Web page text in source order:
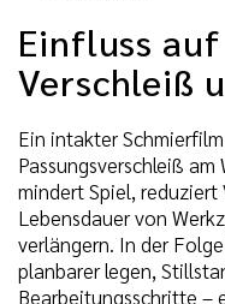
Einfluss
Verschleiß
Ein intakter
Passungsverschleiß am
mindert Spiel,
Lebensdauer von
verlängern. In der
planbarer legen,
Bearbeitungsschritte –